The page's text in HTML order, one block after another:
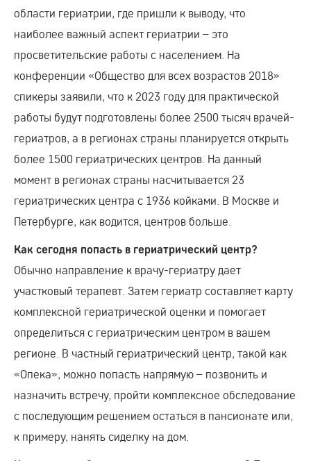
области гериатрии, где пришли к выводу, что
наиболее важный аспект гериатрии – это
просветительские работы с населением. На
конференции «Общество для всех возрастов 2018»
спикеры заявили, что к 2023 году для практической
работы будут подготовлены более 2500 тысяч врачей-
гериатров, а в регионах страны планируется открыть
более 1500 гериатрических центров. На данный
момент в регионах страны насчитывается 23
гериатрических центра с 1936 койками. В Москве и
Петербурге, как водится, центров больше.
Как сегодня попасть в гериатрический центр?
Обычно направление к врачу-гериатру дает
участковый терапевт. Затем гериатр составляет карту
комплексной гериатрической оценки и помогает
определиться с гериатрическим центром в вашем
регионе. В частный гериатрический центр, такой как
«Опека», можно попасть напрямую – позвонить и
назначить встречу, пройти комплексное обследование
с последующим решением остаться в пансионате или,
к примеру, нанять сиделку на дом.